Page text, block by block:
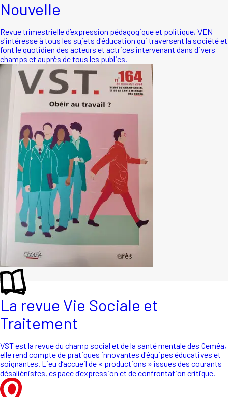
Nouvelle
Revue trimestrielle d’expression pédagogique et politique, VEN
s'intéresse à tous les sujets d'éducation qui traversent la société et
font le quotidien des acteurs et actrices intervenant dans divers
champs et auprès de tous les publics.
La revue Vie Sociale et
Traitement
VST est la revue du champ social et de la santé mentale des Ceméa,
elle rend compte de pratiques innovantes d'équipes éducatives et
soignantes. Lieu d’accueil de « productions » issues des courants
désaliénistes, espace d’expression et de confrontation critique.